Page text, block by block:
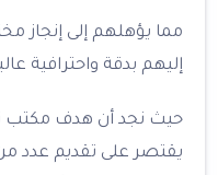
مما يؤهلهم إلى إنجاز
إليهم بدقة واحترافية
حيث نجد أن هدف مكتب
يقتصر على تقديم عدد